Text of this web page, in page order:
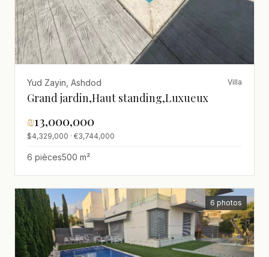
Yud Zayin, Ashdod Villa
Grand jardin,Haut standing,Luxueux
₪13,000,000
$4,329,000 · €3,744,000
6 pièces500 m²
6 photos